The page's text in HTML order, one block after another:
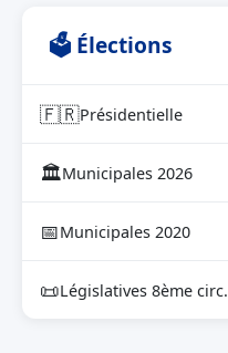
🗳 Élections
🇫🇷Présidentielle
🏛Municipales 2026
📅Municipales 2020
📜Législatives 8ème circ.